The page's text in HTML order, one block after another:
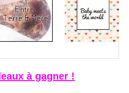
à gagner !